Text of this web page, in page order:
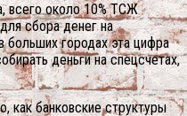
всего около 10% ТСЖ
сбора денег на
городах эта цифра
деньги на спецсчетах,
как банковские структуры